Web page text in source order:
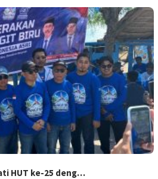
HUT ke-25 deng…